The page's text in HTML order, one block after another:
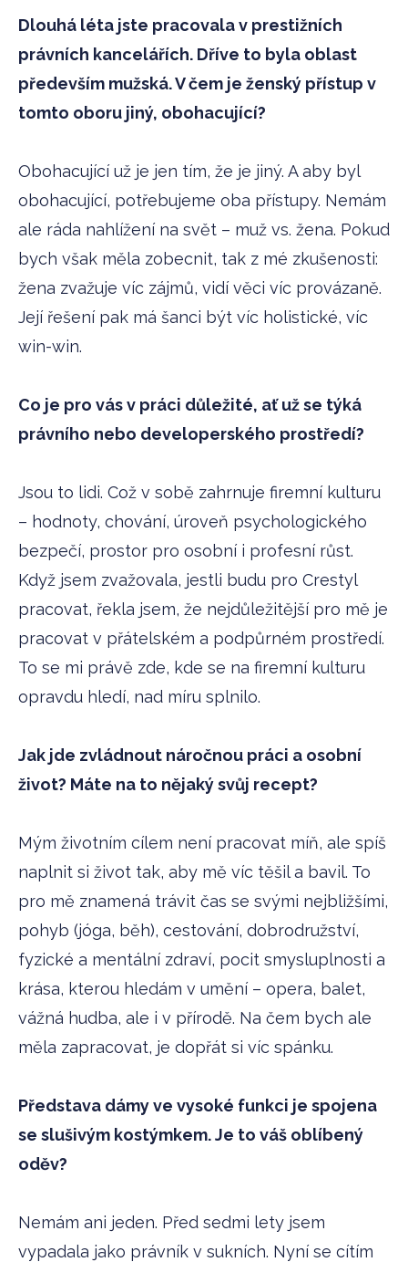
Dlouhá léta jste pracovala v prestižních
právních kancelářích. Dříve to byla oblast
především mužská. V čem je ženský přístup v
tomto oboru jiný, obohacující?
Obohacující už je jen tím, že je jiný. A aby byl
obohacující, potřebujeme oba přístupy. Nemám
ale ráda nahlížení na svět – muž vs. žena. Pokud
bych však měla zobecnit, tak z mé zkušenosti:
žena zvažuje víc zájmů, vidí věci víc provázaně.
Její řešení pak má šanci být víc holistické, víc
win-win.
Co je pro vás v práci důležité, ať už se týká
právního nebo developerského prostředí?
Jsou to lidi. Což v sobě zahrnuje firemní kulturu
– hodnoty, chování, úroveň psychologického
bezpečí, prostor pro osobní i profesní růst.
Když jsem zvažovala, jestli budu pro Crestyl
pracovat, řekla jsem, že nejdůležitější pro mě je
pracovat v přátelském a podpůrném prostředí.
To se mi právě zde, kde se na firemní kulturu
opravdu hledí, nad míru splnilo.
Jak jde zvládnout náročnou práci a osobní
život? Máte na to nějaký svůj recept?
Mým životním cílem není pracovat míň, ale spíš
naplnit si život tak, aby mě víc těšil a bavil. To
pro mě znamená trávit čas se svými nejbližšími,
pohyb (jóga, běh), cestování, dobrodružství,
fyzické a mentální zdraví, pocit smysluplnosti a
krása, kterou hledám v umění – opera, balet,
vážná hudba, ale i v přírodě. Na čem bych ale
měla zapracovat, je dopřát si víc spánku.
Představa dámy ve vysoké funkci je spojena
se slušivým kostýmkem. Je to váš oblíbený
oděv?
Nemám ani jeden. Před sedmi lety jsem
vypadala jako právník v sukních. Nyní se cítím